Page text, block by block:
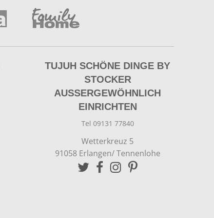
TUJUH SCHÖNE DINGE BY
STOCKER
AUSSERGEWÖHNLICH E
INRICHTEN
Tel 09131 77840
Wetterkreuz 5
91058 Erlangen/ Tennenlohe